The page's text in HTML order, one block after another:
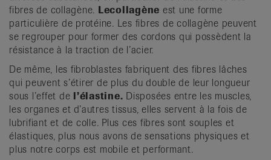
fibres de collagène. Lecollagène est une forme
particulière de protéine. Les fibres de collagène peuvent
se regrouper pour former des cordons qui possèdent la
résistance à la traction de l’acier.
De même, les fibroblastes fabriquent des fibres lâches
qui peuvent s’étirer de plus du double de leur longueur
sous l’effet de l’élastine. Disposées entre les muscles,
les organes et d’autres tissus, elles servent à la fois de
lubrifiant et de colle. Plus ces fibres sont souples et
élastiques, plus nous avons de sensations physiques et
plus notre corps est mobile et performant.